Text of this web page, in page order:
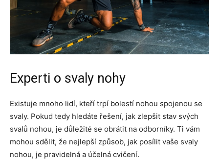
Experti o svaly nohy
Existuje mnoho lidí, kteří trpí bolestí nohou spojenou se
svaly. Pokud tedy hledáte řešení, jak zlepšit stav svých
svalů nohou, je důležité se obrátit na odborníky. Ti vám
mohou sdělit, že nejlepší způsob, jak posílit vaše svaly
nohou, je pravidelná a účelná cvičení.